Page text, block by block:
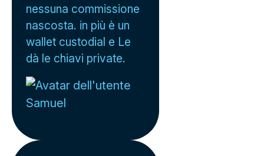
nessuna commissione
nascosta. in più è un
wallet custodial e Le
dà le chiavi private.
Samuel